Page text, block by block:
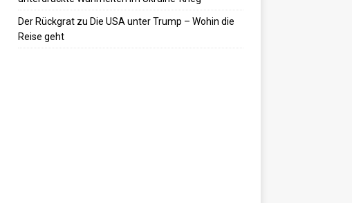
Der Rückgratzu Die USA unter Trump – Wohin die
Reise geht